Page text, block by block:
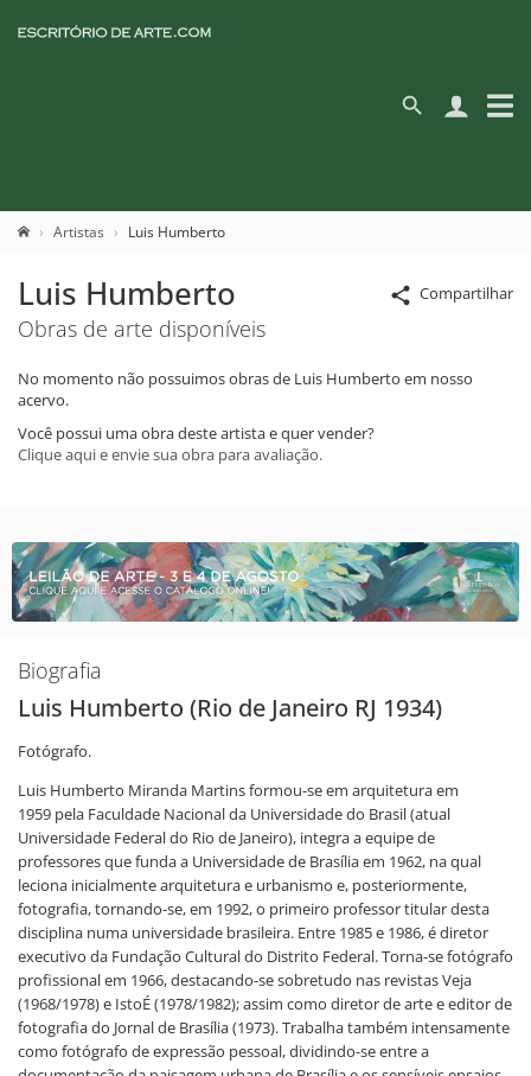
Artistas Luis Humberto
Compartilhar
Luis Humberto
Obras de arte disponíveis
No momento não possuimos obras de Luis Humberto em nosso
acervo.
Você possui uma obra deste artista e quer vender?
Clique aqui e envie sua obra para avaliação.
Biografia
Luis Humberto (Rio de Janeiro RJ 1934)
Fotógrafo.
Luis Humberto Miranda Martins formou-se em arquitetura em
1959 pela Faculdade Nacional da Universidade do Brasil (atual
Universidade Federal do Rio de Janeiro), integra a equipe de
professores que funda a Universidade de Brasília em 1962, na qual
leciona inicialmente arquitetura e urbanismo e, posteriormente,
fotografia, tornando-se, em 1992, o primeiro professor titular desta
disciplina numa universidade brasileira. Entre 1985 e 1986, é diretor
executivo da Fundação Cultural do Distrito Federal. Torna-se fotógrafo
profissional em 1966, destacando-se sobretudo nas revistas Veja
(1968/1978) e IstoÉ (1978/1982); assim como diretor de arte e editor de
fotografia do Jornal de Brasília (1973). Trabalha também intensamente
como fotógrafo de expressão pessoal, dividindo-se entre a